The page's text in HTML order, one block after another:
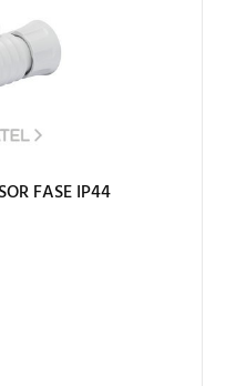
FASE IP44